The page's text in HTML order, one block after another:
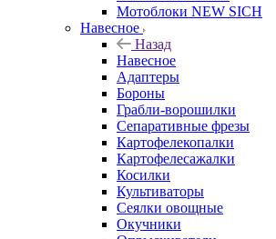
Мотоблоки NEW SICH
Навесное
Назад
Навесное
Адаптеры
Бороны
Грабли-ворошилки
Сепаративные фрезы
Картофелекопалки
Картофелесажалки
Косилки
Культиваторы
Сеялки овощные
Окучники